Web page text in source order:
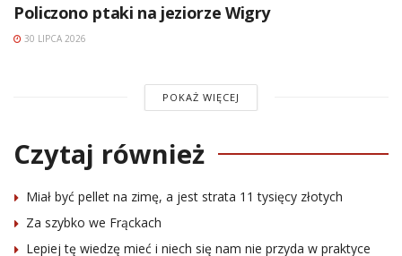
Policzono ptaki na jeziorze Wigry
30 LIPCA 2026
POKAŻ WIĘCEJ
Czytaj również
Miał być pellet na zimę, a jest strata 11 tysięcy złotych
Za szybko we Frąckach
Lepiej tę wiedzę mieć i niech się nam nie przyda w praktyce